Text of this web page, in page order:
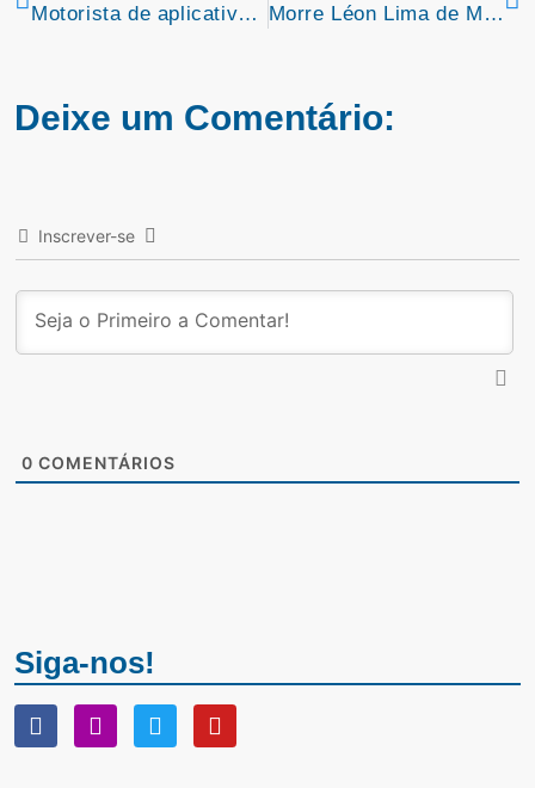
Motorista de aplicativo é assassinado com facada no peito durante assalto em São Luís; vídeo mostra o crime Morre Léon Lima de Moraes, pai do ministro do STF Alexandre de Moraes
Deixe um Comentário:
Inscrever-se
0 COMENTÁRIOS
Siga-nos!